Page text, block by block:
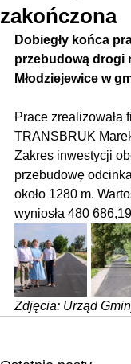
zakończona
Dobiegły końca
przebudową drogi
Młodziejewice w
Prace zrealizowała
TRANSBRUK
Zakres inwestycji
przebudowę
około 1280 m.
wyniosła 480 686,19
Zdjęcia: Urząd